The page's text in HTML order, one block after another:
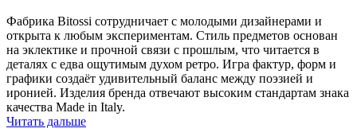
Фабрика Bitossi сотрудничает с молодыми дизайнерами и
открыта к любым экспериментам. Стиль предметов основан
на эклектике и прочной связи с прошлым, что читается в
деталях с едва ощутимым духом ретро. Игра фактур, форм и
графики создаёт удивительный баланс между поэзией и
иронией. Изделия бренда отвечают высоким стандартам знака
качества Made in Italy.
Читать дальше